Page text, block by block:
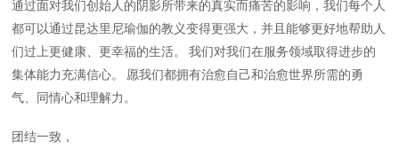
通过面对我们创始人的阴影所带来的真实而痛苦的影响，我们每个人
都可以通过昆达里尼瑜伽的教义变得更强大，并且能够更好地帮助人
们过上更健康、更幸福的生活。 我们对我们在服务领域取得进步的
集体能力充满信心。 愿我们都拥有治愈自己和治愈世界所需的勇
气、同情心和理解力。
团结一致，